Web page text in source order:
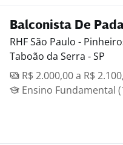
Balconista De
RHF São Paulo -
Taboão da Serra - SP
R$ 2.000,00 a R$
Ensino Fundamental